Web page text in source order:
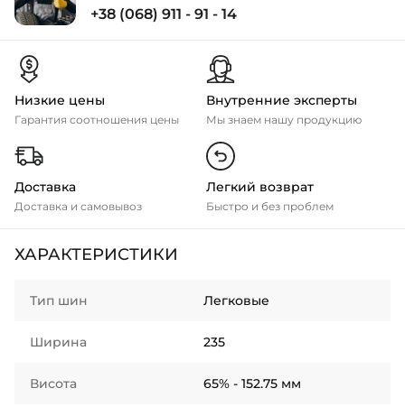
+38 (068) 911 - 91 - 14
Низкие цены
Гарантия соотношения цены
Внутренние эксперты
Мы знаем нашу продукцию
Доставка
Доставка и самовывоз
Легкий возврат
Быстро и без проблем
ХАРАКТЕРИСТИКИ
Тип шин Легковые
Ширина 235
Висота 65% - 152.75 мм